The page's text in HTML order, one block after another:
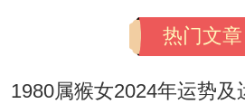
规律作息，参与舒缓运动
有助平衡身心能量，化解
热门文章